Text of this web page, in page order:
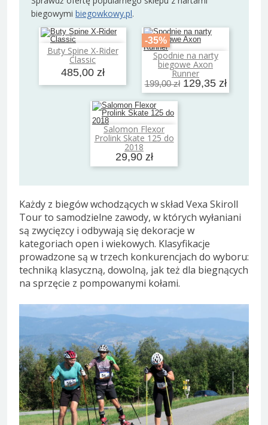
biegowymi biegowkowy.pl.
Buty Spine X-Rider
Classic
485,00 zł
Dodaj do koszyka
-35%
Spodnie na narty
biegowe Axon
Runner
199,00 zł 129,35 zł
Dodaj do koszyka
Salomon Flexor
Prolink Skate 125 do
2018
29,90 zł
Dodaj do koszyka
Każdy z biegów wchodzących w skład Vexa Skiroll
Tour to samodzielne zawody, w których wyłaniani
są zwycięzcy i odbywają się dekoracje w
kategoriach open i wiekowych. Klasyfikacje
prowadzone są w trzech konkurencjach do wyboru:
techniką klasyczną, dowolną, jak też dla biegnących
na sprzęcie z pompowanymi kołami.